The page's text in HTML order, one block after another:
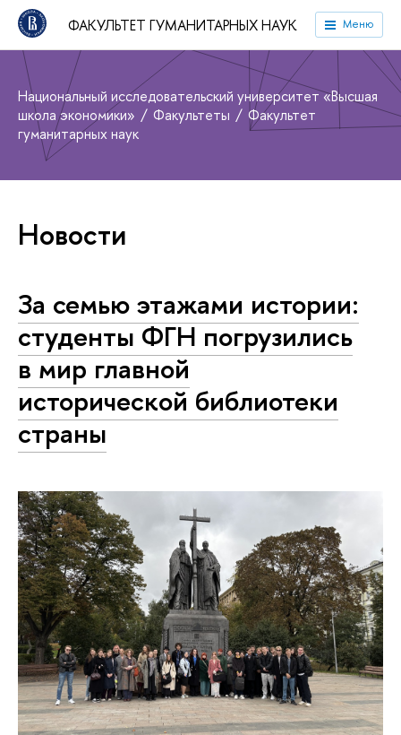
ФАКУЛЬТЕТ ГУМАНИТАРНЫХ НАУК Меню
Национальный исследовательский университет «Высшая
школа экономики»
Факультеты
Факультет
гуманитарных наук
Новости
За семью этажами истории:
студенты ФГН погрузились
в мир главной
исторической библиотеки
страны